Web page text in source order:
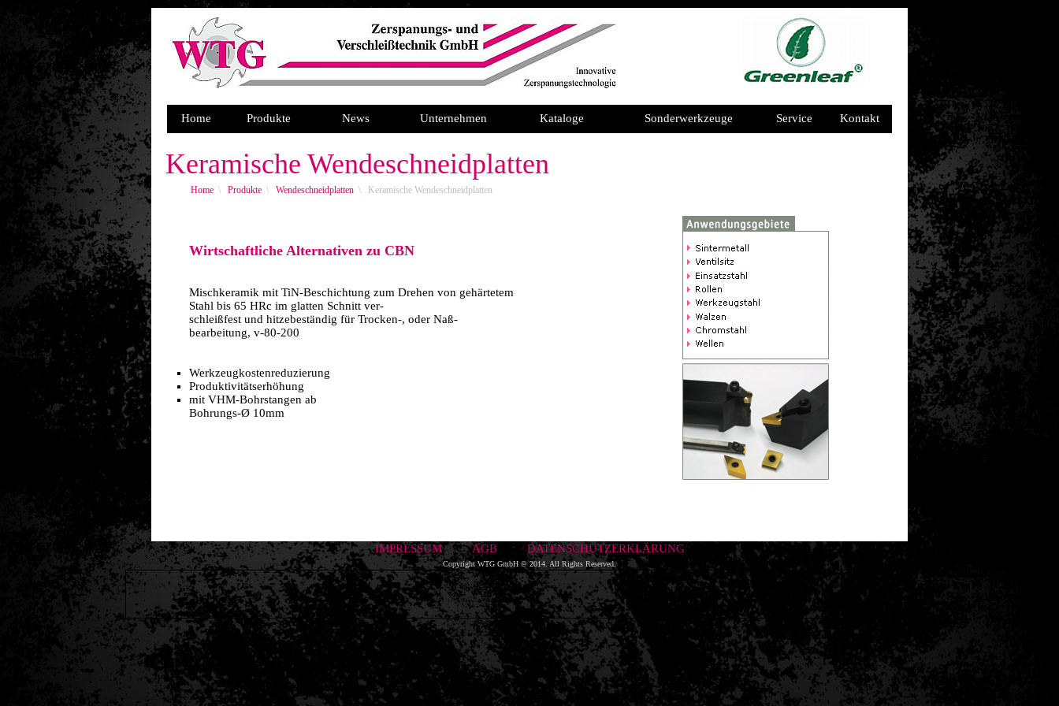
Home Produkte News Unternehmen Kataloge Sonderwerkzeuge Service Kontakt
Keramische Wendeschneidplatten
Home \ Produkte \ Wendeschneidplatten \ Keramische Wendeschneidplatten
Wirtschaftliche Alternativen zu CBN
Mischkeramik mit TiN-Beschichtung zum Drehen von gehärtetem
Stahl bis 65 HRc im glatten Schnitt ver-
schleißfest und hitzebeständig für Trocken-, oder Naß-
bearbeitung, v-80-200
Werkzeugkostenreduzierung
Produktivitätserhöhung
mit VHM-Bohrstangen ab
Bohrungs-Ø 10mm
IMPRESSUMAGB DATENSCHUTZERKLÄRUNG
Copyright WTG GmbH © 2014. All Rights Reserved.